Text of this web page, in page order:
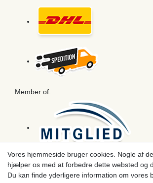
Member of:
Betaling
Vores hjemmeside bruger cookies. Nogle af
hjælper os med at forbedre dette websted og
Du kan finde yderligere information om vores